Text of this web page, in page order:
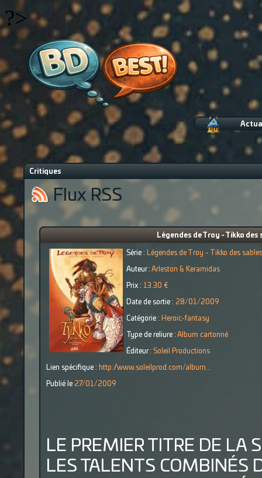
?>
Critiques
Flux RSS
Légendes de Troy - Tikko
Série : Légendes de Troy - Tikko des sables
Auteur : Arleston & Keramidas
Prix : 13.30 €
Date de sortie : 28/01/2009
Catégorie : Heroic-fantasy
Type de reliure : Album cartonné
Éditeur : Soleil Productions
Lien spécifique : http://www.soleilprod.com/album...
Publié le 27/01/2009
LE PREMIER TITRE DE LA
LES TALENTS COMBINÉS